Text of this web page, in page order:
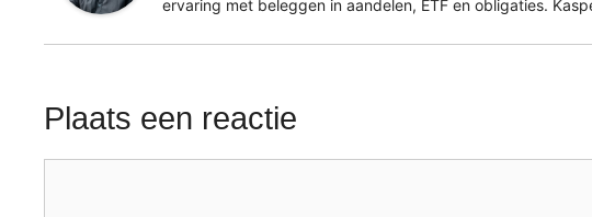
ervaring met beleggen in aandelen, ETF en obligaties.
Plaats een reactie